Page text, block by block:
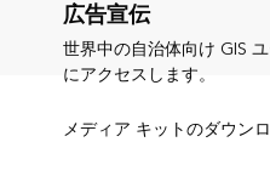
広告宣伝
世界中の自治体向け GIS
にアクセスします。
メディア キットのダウン